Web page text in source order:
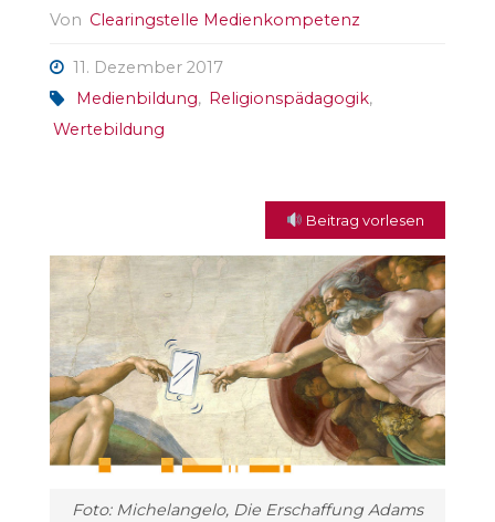
Von Clearingstelle Medienkompetenz
11. Dezember 2017
Medienbildung, Religionspädagogik,
Wertebildung
Beitrag vorlesen
Foto: Michelangelo, Die Erschaffung Adams